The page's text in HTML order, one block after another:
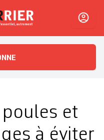
L'essentiel, autrement
et
à éviter